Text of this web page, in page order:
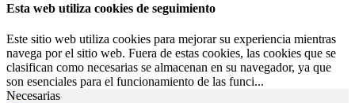
Esta web utiliza cookies de seguimiento
Este sitio web utiliza cookies para mejorar su experiencia mientras
navega por el sitio web. Fuera de estas cookies, las cookies que se
clasifican como necesarias se almacenan en su navegador, ya que
son esenciales para el funcionamiento de las funci...
Necesarias